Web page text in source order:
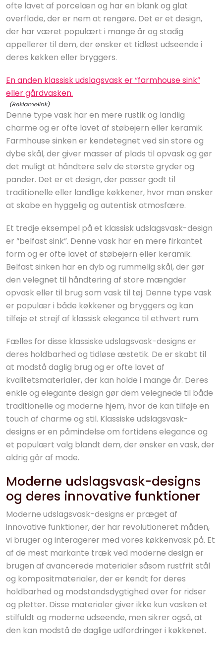
ofte lavet af porcelæn og har en blank og glat
overflade, der er nem at rengøre. Det er et design,
der har været populært i mange år og stadig
appellerer til dem, der ønsker et tidløst udseende i
deres køkken eller bryggers.
En anden klassisk udslagsvask er “farmhouse sink”
eller gårdvasken.
Denne type vask har en mere rustik og landlig
charme og er ofte lavet af støbejern eller keramik.
Farmhouse sinken er kendetegnet ved sin store og
dybe skål, der giver masser af plads til opvask og gør
det muligt at håndtere selv de største gryder og
pander. Det er et design, der passer godt til
traditionelle eller landlige køkkener, hvor man ønsker
at skabe en hyggelig og autentisk atmosfære.
Et tredje eksempel på et klassisk udslagsvask-design
er “belfast sink”. Denne vask har en mere firkantet
form og er ofte lavet af støbejern eller keramik.
Belfast sinken har en dyb og rummelig skål, der gør
den velegnet til håndtering af store mængder
opvask eller til brug som vask til tøj. Denne type vask
er populær i både køkkener og bryggers og kan
tilføje et strejf af klassisk elegance til ethvert rum.
Fælles for disse klassiske udslagsvask-designs er
deres holdbarhed og tidløse æstetik. De er skabt til
at modstå daglig brug og er ofte lavet af
kvalitetsmaterialer, der kan holde i mange år. Deres
enkle og elegante design gør dem velegnede til både
traditionelle og moderne hjem, hvor de kan tilføje en
touch af charme og stil. Klassiske udslagsvask-
designs er en påmindelse om fortidens elegance og
et populært valg blandt dem, der ønsker en vask, der
aldrig går af mode.
Moderne udslagsvask-designs
og deres innovative funktioner
Moderne udslagsvask-designs er præget af
innovative funktioner, der har revolutioneret måden,
vi bruger og interagerer med vores køkkenvask på. Et
af de mest markante træk ved moderne design er
brugen af avancerede materialer såsom rustfrit stål
og kompositmaterialer, der er kendt for deres
holdbarhed og modstandsdygtighed over for ridser
og pletter. Disse materialer giver ikke kun vasken et
stilfuldt og moderne udseende, men sikrer også, at
den kan modstå de daglige udfordringer i køkkenet.